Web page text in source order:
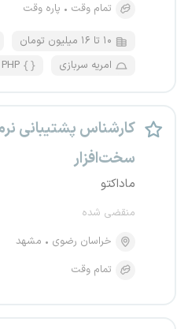
تمام وقت
پاره وقت
۱۰ تا ۱۶ میلیون تومان
امریه سربازی
کارشناس پشتیبانی
سخت‌افزار
ماداکتو
منقضی شده
خراسان رضوی
مشهد
تمام وقت